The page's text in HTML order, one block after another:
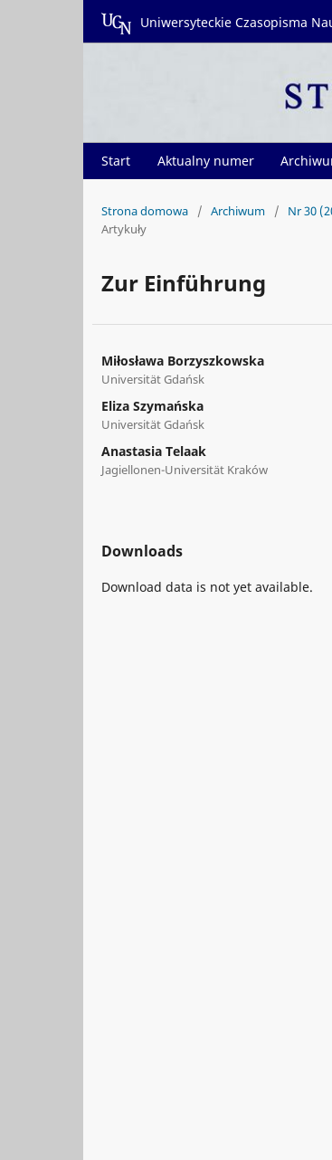
Start Aktualny numer
Uniwersyteckie Czasopisma
Strona domowa / Archiwum / Nr 30
Artykuły
Zur Einführung
Miłosława Borzyszkowska
Universität Gdańsk
Eliza Szymańska
Universität Gdańsk
Anastasia Telaak
Jagiellonen-Universität Kraków
Downloads
Download data is not yet available.